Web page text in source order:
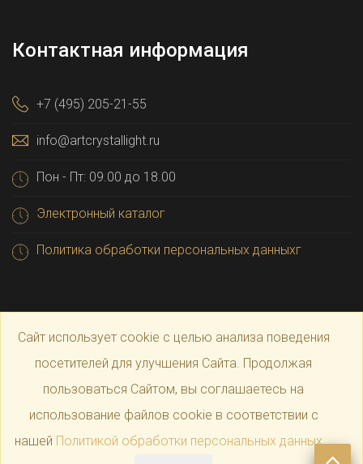
Контактная информация
+7 (495) 205-21-55
info@artcrystallight.ru
Пон - Пт: 09.00 до 18.00
Электронный каталог
Политика обработки персональных данныхг
Crystal Light
Сайт использует cookie с целью анализа поведения
посетителей для улучшения Сайта. Продолжая
пользоваться Сайтом, вы соглашаетесь на
использование файлов cookie в соответствии с
нашей Политикой обработки персональных данных.